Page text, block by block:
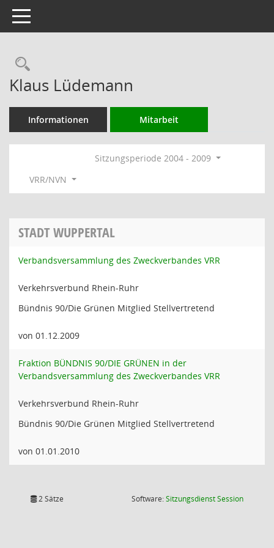
Toggle navigation
Rechercheauswahl
Klaus Lüdemann
Informationen Mitarbeit
Sitzungsperiode 2004 - 2009
VRR/NVN
STADT WUPPERTAL
Verbandsversammlung des Zweckverbandes VRR
Verkehrsverbund Rhein-Ruhr
Bündnis 90/Die Grünen Mitglied Stellvertretend
von 01.12.2009
Fraktion BÜNDNIS 90/DIE GRÜNEN in der
Verbandsversammlung des Zweckverbandes VRR
Verkehrsverbund Rhein-Ruhr
Bündnis 90/Die Grünen Mitglied Stellvertretend
von 01.01.2010
2 Sätze Software:SitzungsdienstSession(Wird in